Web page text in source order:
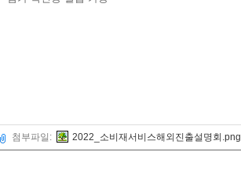
첨부파일: 2022_소비재서비스해외진출설명회.png